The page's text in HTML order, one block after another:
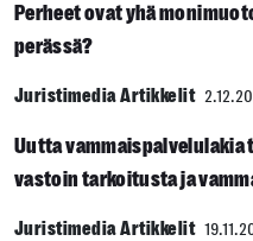
Perheet ovat yhä
perässä?
Juristimedia Artikkelit
Uutta
vastoin tarkoitusta ja
Juristimedia Artikkelit